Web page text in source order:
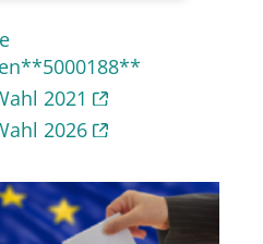
2021
2026